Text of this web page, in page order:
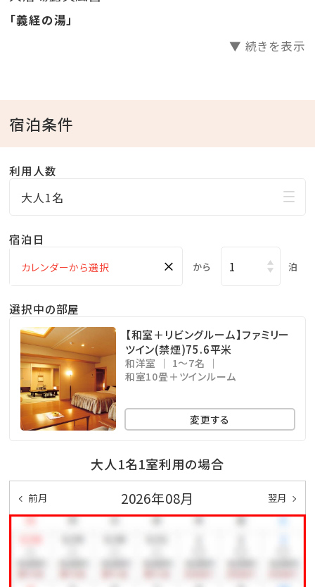
「義経の湯」
▼ 続きを表示
宿泊条件
利用人数
大人1名
宿泊日
× から 泊
選択中の部屋
【和室＋リビングルーム】ファミリー
ツイン(禁煙)75.6平米
和洋室
1～7名
和室10畳＋ツインルーム
変更する
大人1名1室利用の場合
前月 2026年08月 翌月